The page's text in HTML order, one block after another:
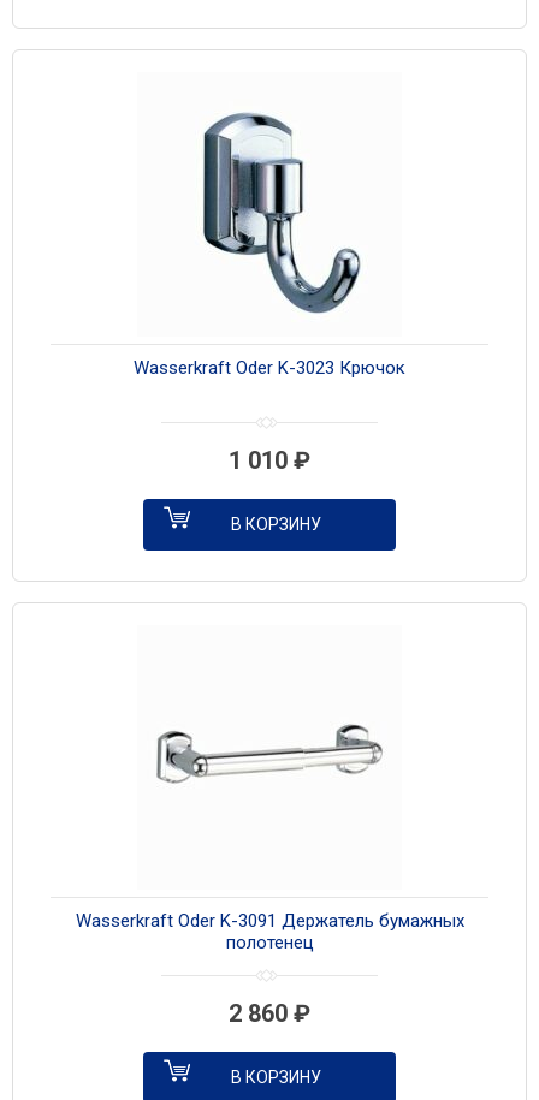
Wasserkraft Oder K-3023 Крючок
1 010 ₽
В КОРЗИНУ
Wasserkraft Oder K-3091 Держатель бумажных
полотенец
2 860 ₽
В КОРЗИНУ